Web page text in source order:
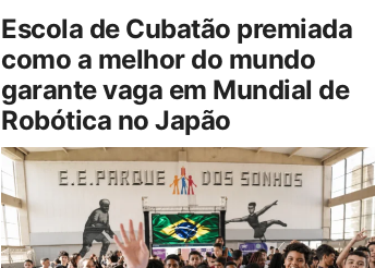
Escola de Cubatão premiada
como a melhor do mundo
garante vaga em Mundial de
Robótica no Japão